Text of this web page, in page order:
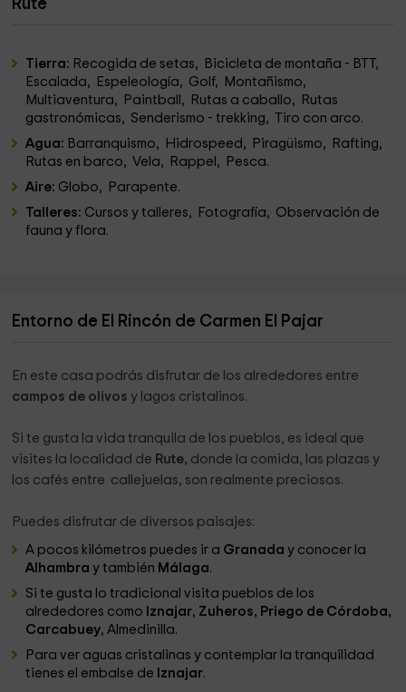
Rute
Tierra: Recogida de setas, Bicicleta de montaña - BTT,
Escalada, Espeleología, Golf, Montañismo,
Multiaventura, Paintball, Rutas a caballo, Rutas
gastronómicas, Senderismo - trekking, Tiro con arco.
Agua: Barranquismo, Hidrospeed, Piragüismo, Rafting,
Rutas en barco, Vela, Rappel, Pesca.
Aire: Globo, Parapente.
Talleres: Cursos y talleres, Fotografía, Observación de
fauna y flora.
Entorno de El Rincón de Carmen El Pajar
En este casa podrás disfrutar de los alrededores entre
campos de olivos y lagos cristalinos.
Si te gusta la vida tranquila de los pueblos, es ideal que
visites la localidad de Rute, donde la comida, las plazas y
los cafés entre callejuelas, son realmente preciosos.
Puedes disfrutar de diversos paisajes:
A pocos kilómetros puedes ir a Granada y conocer la
Alhambray también Málaga.
Si te gusta lo tradicional visita pueblos de los
alrededores como Iznajar, Zuheros, Priego de Córdoba,
Carcabuey, Almedinilla.
Para ver aguas cristalinas y contemplar la tranquilidad
tienes el embalse de Iznajar.